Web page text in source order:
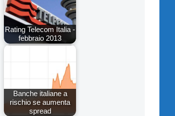
Rating Telecom Italia -
febbraio 2013
Banche italiane a
rischio se aumenta
spread